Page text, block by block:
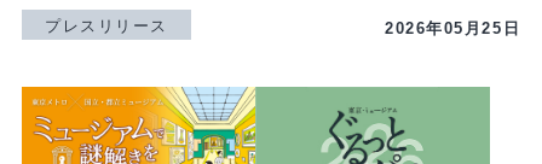
プレスリリース 2026年05月25日